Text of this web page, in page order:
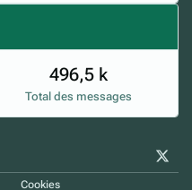
Total des messages
496,5 k
Cookies